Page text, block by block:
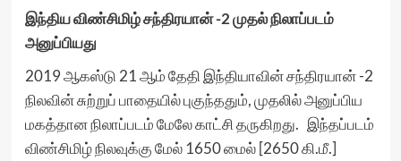
இந்திய விண்சிமிழ் சந்திரயான் -2 முதல் நிலாப்படம்
அனுப்பியது
2019 ஆகஸ்டு 21 ஆம் தேதி இந்தியாவின் சந்திரயான் -2
நிலவின் சுற்றுப் பாதையில் புகுந்ததும், முதலில் அனுப்பிய
மகத்தான நிலாப்படம் மேலே காட்சி தருகிறது. இந்தப்படம்
விண்சிமிழ் நிலவுக்கு மேல் 1650 மைல் [2650 கி.மீ.]